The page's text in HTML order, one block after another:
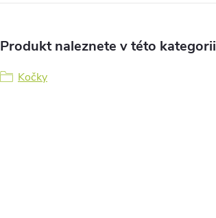
Produkt naleznete v této kategorii
Kočky